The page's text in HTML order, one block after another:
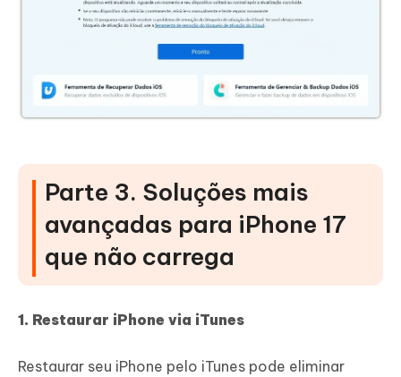
Parte 3. Soluções mais
avançadas para iPhone 17
que não carrega
1. Restaurar iPhone via iTunes
Restaurar seu iPhone pelo iTunes pode eliminar